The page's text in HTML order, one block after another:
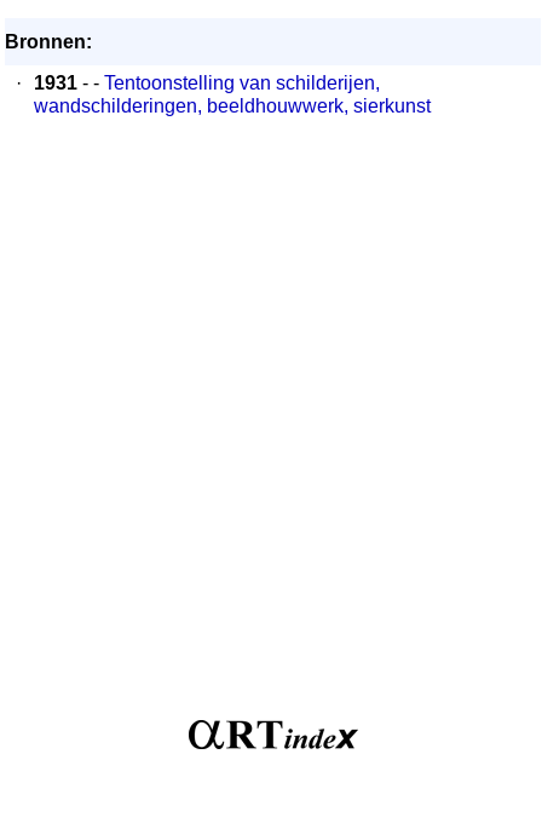
Bronnen:
·
1931 - - Tentoonstelling van schilderijen,
wandschilderingen, beeldhouwwerk, sierkunst